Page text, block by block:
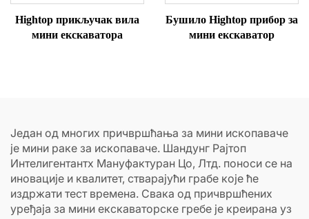
Hightop прикључак вила
мини екскаватора
Бушило Hightop прибор за
мини екскаватор
Један од многих причвршћања за мини ископаваче
је мини раке за ископаваче. Шандунг Рајтоп
Интелигентантх Мануфактуран Цо, Лтд. поноси се на
иновације и квалитет, стварајући грабе које ће
издржати тест времена. Свака од причвршћених
уређаја за мини екскаваторске гребе је креирана уз